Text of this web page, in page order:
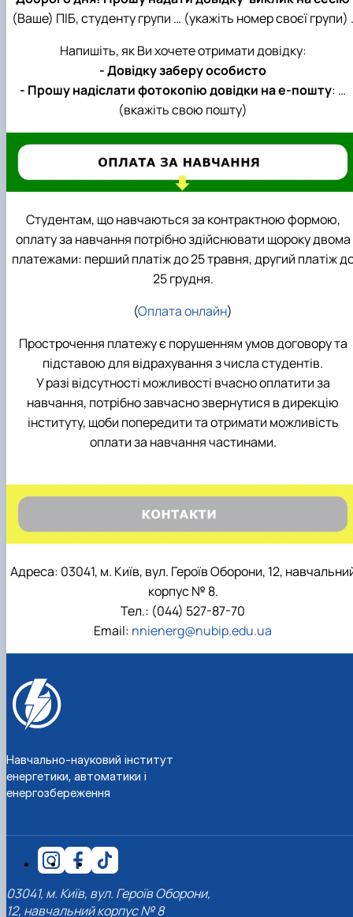
(Ваше) ПІБ, студенту групи … (укажіть номер своєї групи) .
Напишіть, як Ви хочете отримати довідку:
- Довідку заберу особисто
- Прошу надіслати фотокопію довідки на е-пошту: …
(вкажіть свою пошту)
Студентам, що навчаються за контрактною формою,
оплату за навчання потрібно здійснювати щороку двома
платежами: перший платіж до 25 травня, другий платіж
25 грудня.
(Оплата онлайн)
Прострочення платежу є порушенням умов договору та
підставою для відрахування з числа студентів.
У разі відсутності можливості вчасно оплатити за
навчання, потрібно завчасно звернутися в дирекцію
інституту, щоби попередити та отримати можливість
оплати за навчання частинами.
Адреса: 03041, м. Київ, вул. Героїв Оборони, 12,
корпус № 8.
Тел.: (044) 527-87-70
Email: nnienerg@nubip.edu.ua
Навчально-науковий інститут
енергетики, автоматики і
енергозбереження
03041, м. Київ, вул. Героїв Оборони,
12, навчальний корпус № 8